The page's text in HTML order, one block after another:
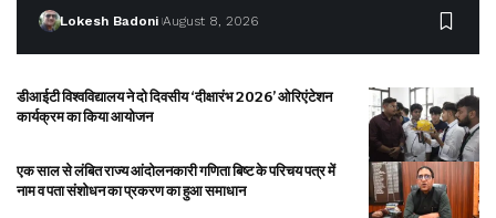
Lokesh Badoni August 8, 2026
डीआईटी विश्वविद्यालय ने दो दिवसीय ‘दीक्षारंभ 2026’ ओरिएंटेशन
कार्यक्रम का किया आयोजन
एक साल से लंबित राज्य आंदोलनकारी गणिता बिष्ट के परिचय पत्र में
नाम व पता संशोधन का प्रकरण का हुआ समाधान